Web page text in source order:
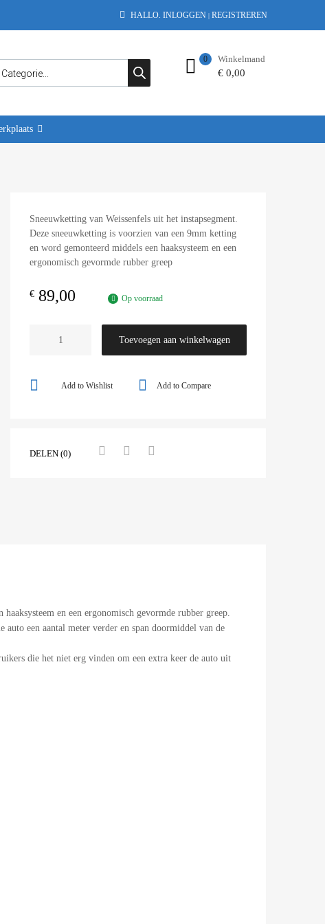
HALLO. INLOGGEN | REGISTREREN
Winkelmand
€ 0,00
0
Sneeuwketting van Weissenfels uit het instapsegment.
Deze sneeuwketting is voorzien van een 9mm ketting
en word gemonteerd middels een haaksysteem en een
ergonomisch gevormde rubber greep
€ 89,00 Op voorraad
Toevoegen aan winkelwagen
Add to Compare
Add to Wishlist
DELEN (0)
en een ergonomisch gevormde rubber greep.
een aantal meter verder en span doormiddel van de
die het niet erg vinden om een extra keer de auto uit